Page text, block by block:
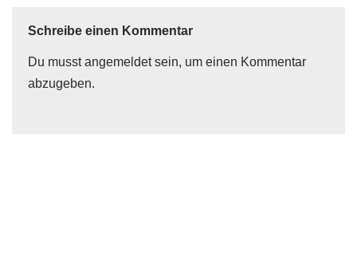
Schreibe einen Kommentar
Du musstangemeldetsein, um einen Kommentar
abzugeben.